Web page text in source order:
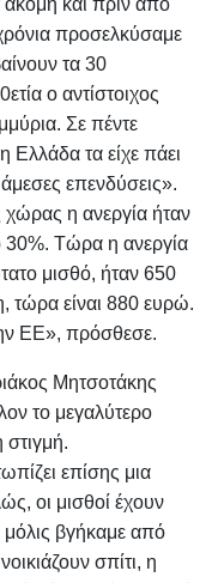
ακόμη και πριν από
προσελκύσαμε
τα 30
ο αντίστοιχος
Σε πέντε
Ελλάδα τα είχε πάει
επενδύσεις».
η ανεργία ήταν
30%. Τώρα η ανεργία
μισθό, ήταν 650
τώρα είναι 880 ευρώ.
ΕΕ», πρόσθεσε.
Μητσοτάκης
το μεγαλύτερο
στιγμή.
επίσης μια
οι μισθοί έχουν
βγήκαμε από
σπίτι, η